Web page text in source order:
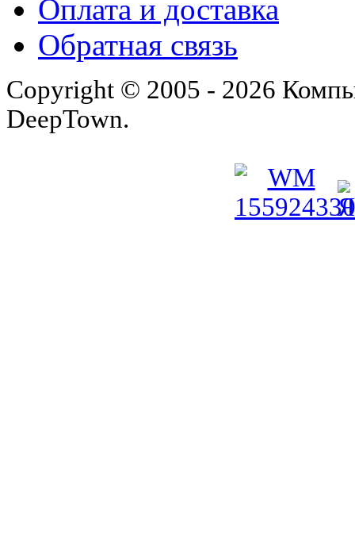
Оплата и доставка
Обратная связь
Copyright © 2005 - 2026
DeepTown.